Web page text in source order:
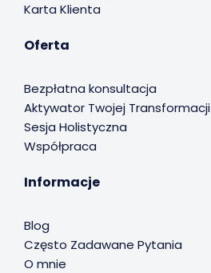
Karta Klienta
Oferta
Bezpłatna konsultacja
Aktywator Twojej Transformacji
Sesja Holistyczna
Współpraca
Informacje
Blog
Często Zadawane Pytania
O mnie